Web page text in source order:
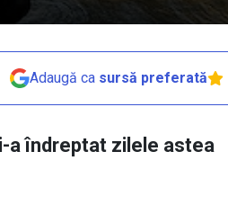
Adaugă ca sursă preferată
a îndreptat zilele astea